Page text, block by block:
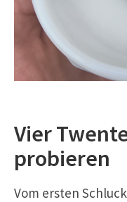
Vier
probieren
Vom ersten